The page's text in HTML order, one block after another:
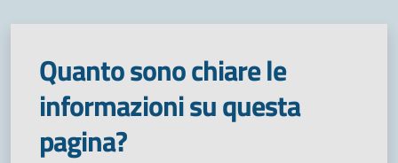
Quanto sono chiare le
informazioni su questa
pagina?